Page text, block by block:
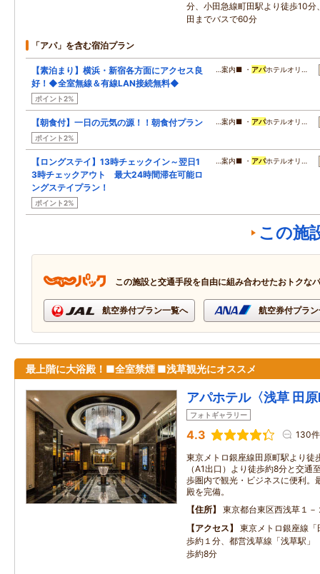
分、小田急線町田駅より徒歩10分
田までバスで60分
「アパ」を含む宿泊プラン
【素泊まり】横浜・新宿各方面にアクセス良
好！◆全室無線＆有線LAN接続無料◆
ポイント2%
…案内■ ・ アパホテルオリ…
【朝食付】一日の元気の源！！朝食付プラン
ポイント2%
…案内■ ・ アパホテルオリ…
【ロングステイ】13時チェックイン～翌日1
3時チェックアウト 最大24時間滞在可能ロ
ングステイプラン！
ポイント2%
…案内■ ・ アパホテルオリ…
この施
この施設と交通手段を自由に組み合わせたおトクな
航空券付プラン一覧へ 航空券付プラ
最上階に大浴殿！■全室禁煙 ■浅草観光にオススメ
アパホテル〈浅草 田
フォトギャラリー
4.3 130件
東京メトロ銀座線田原町駅より徒
（A1出口）より徒歩約8分と交通
歩圏内で観光・ビジネスに便利。
殿を完備。
住所
東京都台東区西浅草１－
アクセス
東京メトロ銀座線
歩約１分、都営浅草線「浅草駅」
歩約8分